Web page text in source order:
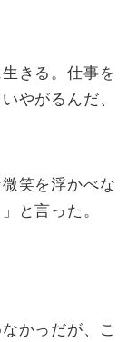
きる。仕事を
やがるんだ、
笑を浮かべな
と言った。
かっだが、こ